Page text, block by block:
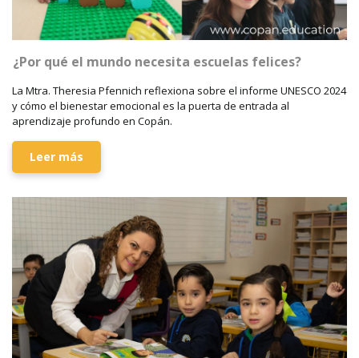
¿Por qué el mundo necesita escuelas felices?
La Mtra. Theresia Pfennich reflexiona sobre el informe UNESCO 2024
y cómo el bienestar emocional es la puerta de entrada al
aprendizaje profundo en Copán.
Leer más